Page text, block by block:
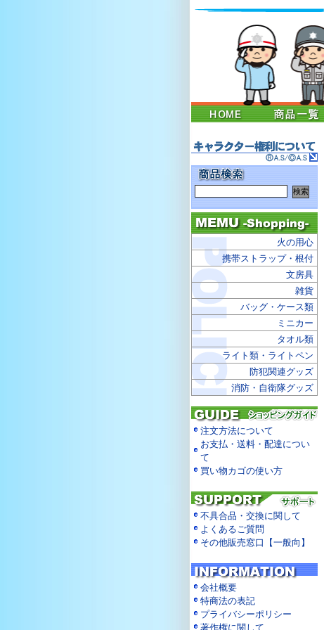
火の用心
携帯ストラップ・根付
文房具
雑貨
バッグ・ケース類
ミニカー
タオル類
ライト類・ライトペン
防犯関連グッズ
消防・自衛隊グッズ
注文方法について
お支払・送料・配達につい
て
買い物カゴの使い方
不具合品・交換に関して
よくあるご質問
その他販売窓口【一般向】
会社概要
特商法の表記
プライバシーポリシー
著作権に関して